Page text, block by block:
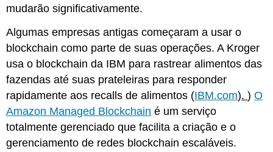
mudarão significativamente.
Algumas empresas antigas começaram a usar o
blockchain como parte de suas operações. A Kroger
usa o blockchain da IBM para rastrear alimentos das
fazendas até suas prateleiras para responder
rapidamente aos recalls de alimentos (IBM.com).)O
Amazon Managed Blockchain é um serviço
totalmente gerenciado que facilita a criação e o
gerenciamento de redes blockchain escaláveis.